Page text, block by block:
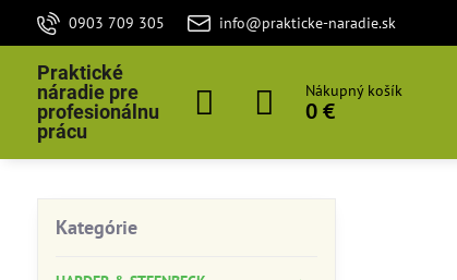
0903 709 305 info@prakticke-naradie.sk
Praktické
náradie pre
profesionálnu
prácu
Nákupný košík
0 €
Kategórie